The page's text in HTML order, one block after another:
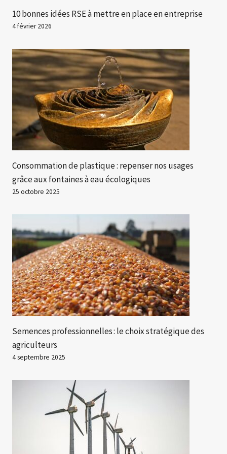
10 bonnes idées RSE à mettre en place en entreprise
4 février 2026
Consommation de plastique : repenser nos usages
grâce aux fontaines à eau écologiques
25 octobre 2025
Semences professionnelles : le choix stratégique des
agriculteurs
4 septembre 2025